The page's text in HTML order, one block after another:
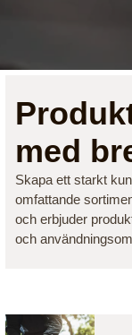
med
Skapa ett starkt
omfattande
och erbjuder
och